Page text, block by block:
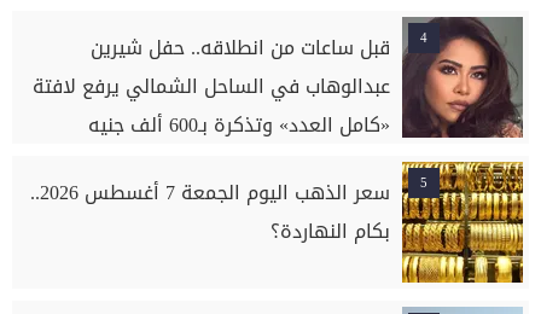
4
قبل ساعات من انطلاقه.. حفل شيرين
عبدالوهاب في الساحل الشمالي يرفع لافتة
«كامل العدد» وتذكرة بـ600 ألف جنيه
5
سعر الذهب اليوم الجمعة 7 أغسطس 2026..
بكام النهاردة؟